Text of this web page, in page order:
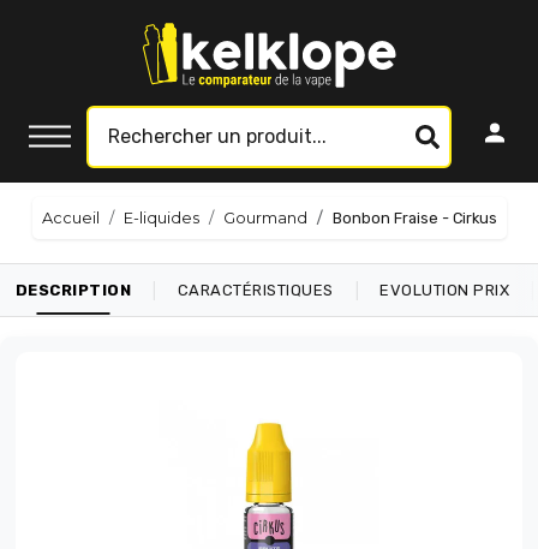
Accueil E-liquides Gourmand Bonbon Fraise - Cirkus
DESCRIPTION CARACTÉRISTIQUES EVOLUTION PRIX